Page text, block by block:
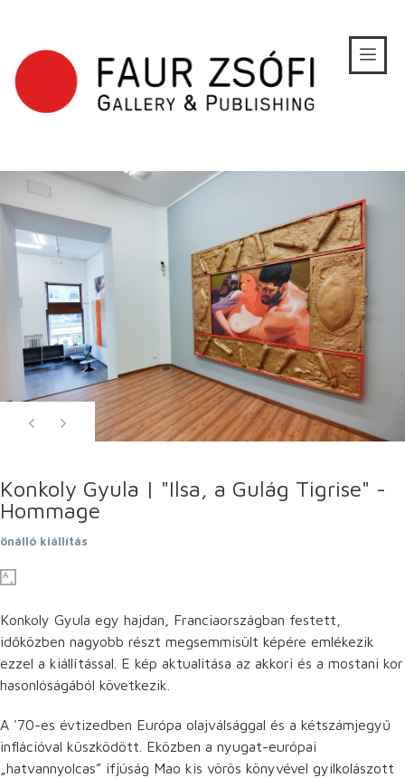
Konkoly Gyula | "Ilsa, a Gulág Tigrise" -
Hommage
önálló kiállítás
Konkoly Gyula egy hajdan, Franciaországban festett,
időközben nagyobb részt megsemmisült képére emlékezik
ezzel a kiállítással. E kép aktualitása az akkori és a mostani kor
hasonlóságából következik.
A '70-es évtizedben Európa olajválsággal és a kétszámjegyű
inflációval küszködött. Eközben a nyugat-európai
„hatvannyolcas” ifjúság Mao kis vörös könyvével gyilkolászott